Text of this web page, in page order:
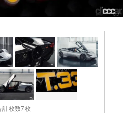
計枚数7枚